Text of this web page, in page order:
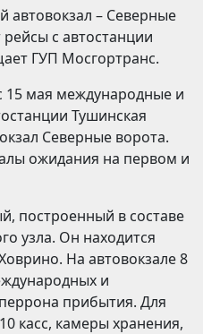
автовокзал – Северные
с автостанции
ГУП Мосгортранс.
мая международные и
Тушинская
Северные ворота.
ожидания на первом и
построенный в составе
узла. Он находится
На автовокзале 8
и
прибытия. Для
касс, камеры хранения,